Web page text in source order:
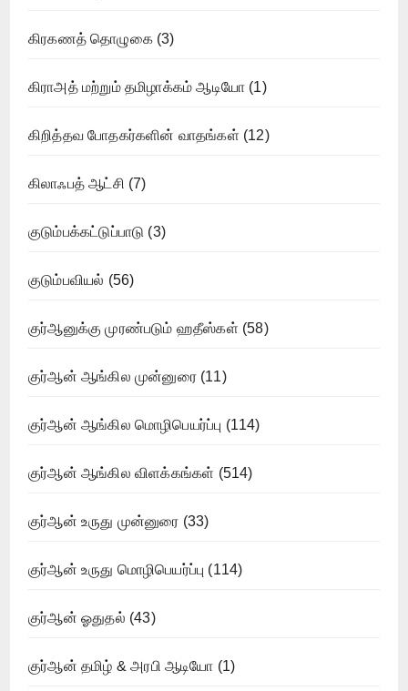
கிரகணத் தொழுகை(3)
கிராஅத் மற்றும் தமிழாக்கம் ஆடியோ (1)
கிறித்தவ போதகர்களின் வாதங்கள் (12)
கிலாஃபத் ஆட்சி (7)
குடும்பக்கட்டுப்பாடு (3)
குடும்பவியல் (56)
குர்ஆனுக்கு முரண்படும் ஹதீஸ்கள் (58)
குர்ஆன் ஆங்கில முன்னுரை(11)
குர்ஆன் ஆங்கில மொழிபெயர்ப்பு (114)
குர்ஆன் ஆங்கில விளக்கங்கள் (514)
குர்ஆன் உருது முன்னுரை (33)
குர்ஆன் உருது மொழிபெயர்ப்பு (114)
குர்ஆன் ஓதுதல் (43)
குர்ஆன் தமிழ் & அரபி ஆடியோ (1)